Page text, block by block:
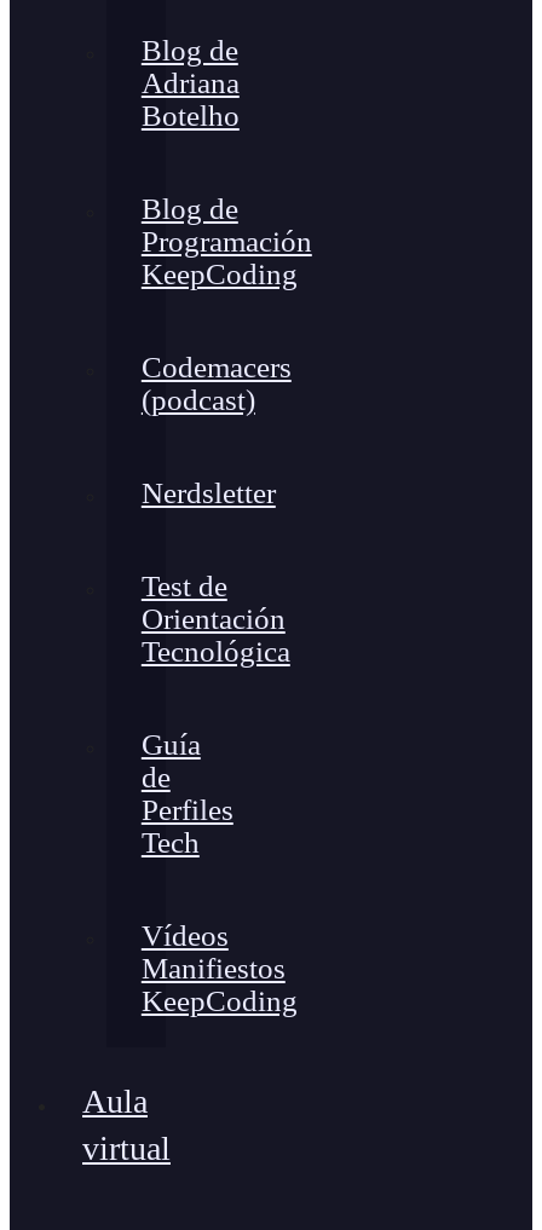
Blog de
Adriana
Botelho
Blog de
Programación
KeepCoding
Codemacers
(podcast)
Nerdsletter
Test de
Orientación
Tecnológica
Guía
de
Perfiles
Tech
Vídeos
Manifiestos
KeepCoding
Aula
virtual